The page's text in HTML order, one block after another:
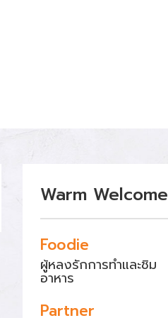
Warm Welcome
Foodie
ผู้หลงรักการทำและชิม
อาหาร
Partner